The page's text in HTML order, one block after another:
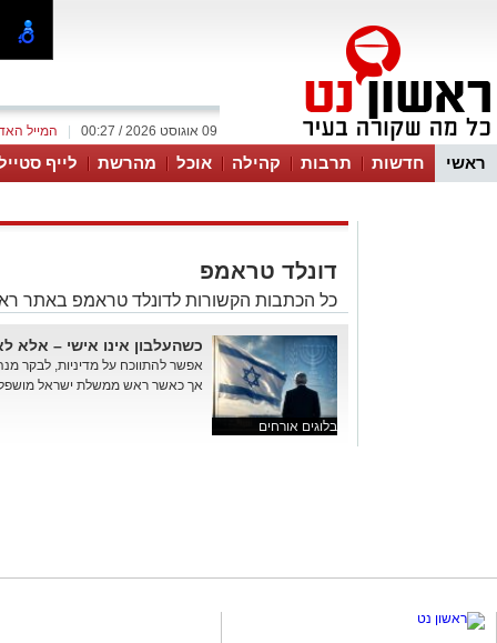
המייל 09 אוגוסט 2026 / 00:27
ראשי חדשות תרבות קהילה אוכל מהרשת לייף
דונלד טראמפ
כל הכתבות הקשורות לדונלד טראמפ באתר
בלוגים אורחים
כשהעלבון אינו אישי – אלא
אפשר להתווכח על מדיניות, לבקר
אך כאשר ראש ממשלת ישראל מושפל